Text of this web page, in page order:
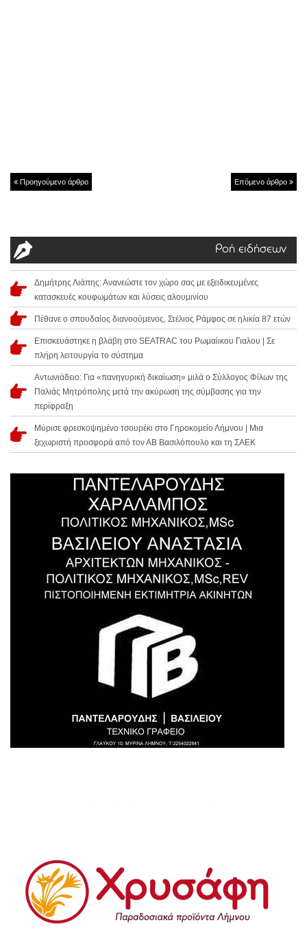
Προηγούμενο άρθρο Επόμενο άρθρο
Ροή ειδήσεων
Δημήτρης Λιάπης: Ανανεώστε τον χώρο σας με εξειδικευμένες
κατασκευές κουφωμάτων και λύσεις αλουμινίου
Πέθανε ο σπουδαίος διανοούμενος, Στέλιος Ράμφος σε ηλικία 87 ετών
Επισκευάστηκε η βλάβη στο SEATRAC του Ρωμαίικου Γιαλου | Σε
πλήρη λειτουργία το σύστημα
Αντωνιάδειο: Για «πανηγυρική δικαίωση» μιλά ο Σύλλογος Φίλων της
Παλιάς Μητρόπολης μετά την ακύρωση της σύμβασης για την
περίφραξη
Μύρισε φρεσκοψημένο τσουρέκι στο Γηροκομείο Λήμνου | Μια
ξεχωριστή προσφορά από τον ΑΒ Βασιλόπουλο και τη ΣΑΕΚ